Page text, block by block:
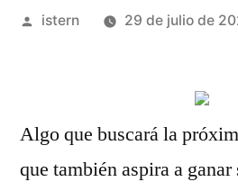
Publicado
istern 29 de julio de
Algo que buscará la
que también aspira a